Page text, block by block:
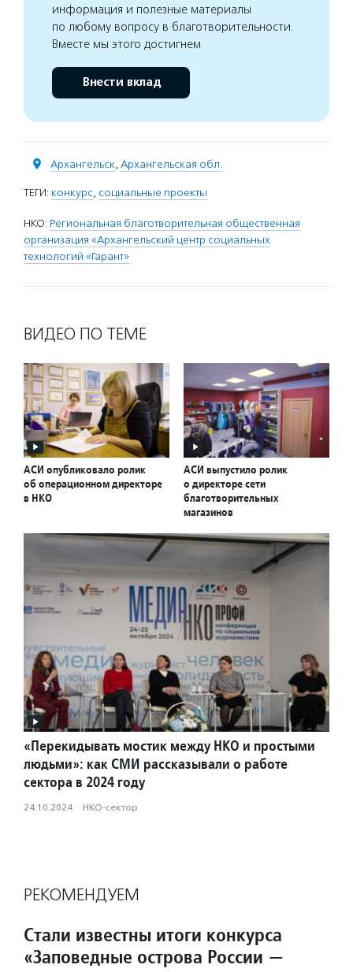
информация и полезные материалы
по любому вопросу в благотворительности.
Вместе мы этого достигнем
Внести вклад
Архангельск, Архангельская обл.
ТЕГИ: конкурс, социальные проекты
НКО: Региональная благотворительная общественная
организация «Архангельский центр социальных
технологий «Гарант»
ВИДЕО ПО ТЕМЕ
АСИ опубликовало ролик
об операционном директоре
в НКО
АСИ выпустило ролик
о директоре сети
благотворительных
магазинов
«Перекидывать мостик между НКО и простыми
людьми»: как СМИ рассказывали о работе
сектора в 2024 году
24.10.2024 · НКО-сектор
РЕКОМЕНДУЕМ
Стали известны итоги конкурса
«Заповедные острова России —